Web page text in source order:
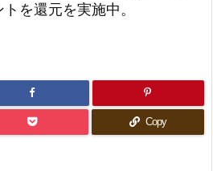
を還元を実施中。
Copy